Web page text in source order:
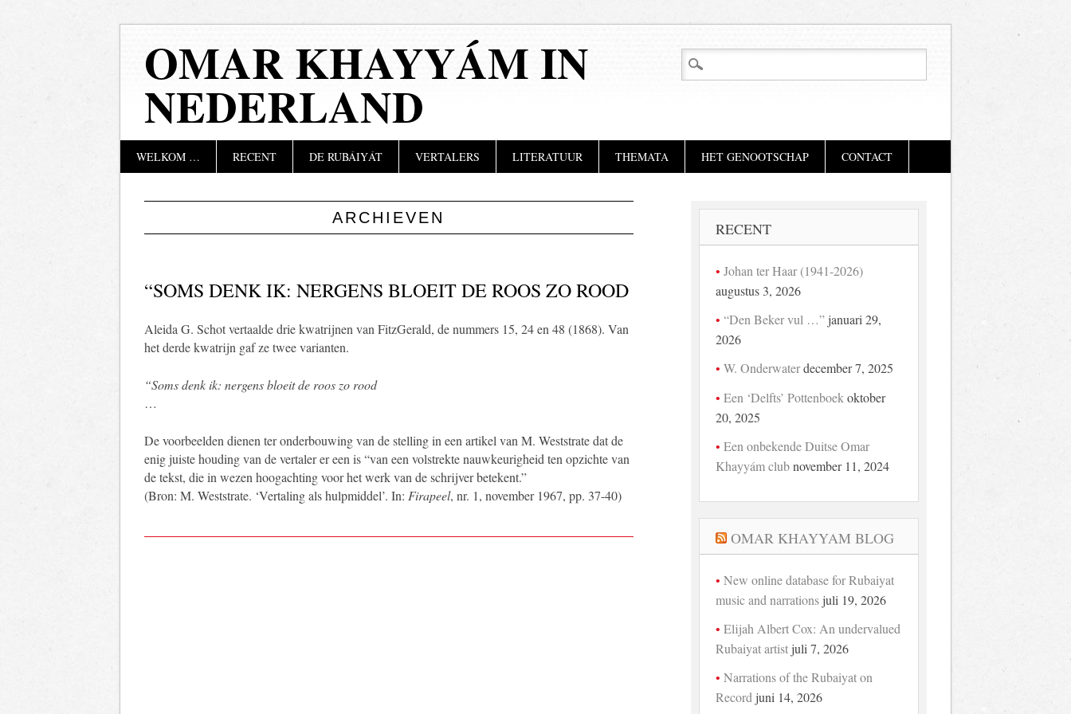
OMAR KHAYYÁM IN
NEDERLAND
Hoofdmenu
springen
WELKOM … RECENT DE RUBÁIYÁT VERTALERS LITERATUUR THEMATA HET GENOOTSCHAP CONTACT
ARCHIEVEN
“SOMS DENK IK: NERGENS BLOEIT DE ROOS ZO ROOD
Aleida G. Schot vertaalde drie kwatrijnen van FitzGerald, de nummers 15, 24 en 48 (1868). Van
het derde kwatrijn gaf ze twee varianten.
“Soms denk ik: nergens bloeit de roos zo rood
…
De voorbeelden dienen ter onderbouwing van de stelling in een artikel van M. Weststrate dat de
enig juiste houding van de vertaler er een is “van een volstrekte nauwkeurigheid ten opzichte van
de tekst, die in wezen hoogachting voor het werk van de schrijver betekent.”
(Bron: M. Weststrate. ‘Vertaling als hulpmiddel’. In: Firapeel, nr. 1, november 1967, pp. 37-40)
RECENT
Johan ter Haar (1941-2026)
augustus 3, 2026
“Den Beker vul …” januari 29,
2026
W. Onderwater december 7, 2025
Een ‘Delfts’ Pottenboek oktober
20, 2025
Een onbekende Duitse Omar
Khayyám club november 11, 2024
OMAR KHAYYAM BLOG
New online database for Rubaiyat
music and narrations juli 19, 2026
Elijah Albert Cox: An undervalued
Rubaiyat artist juli 7, 2026
Narrations of the Rubaiyat on
Record juni 14, 2026